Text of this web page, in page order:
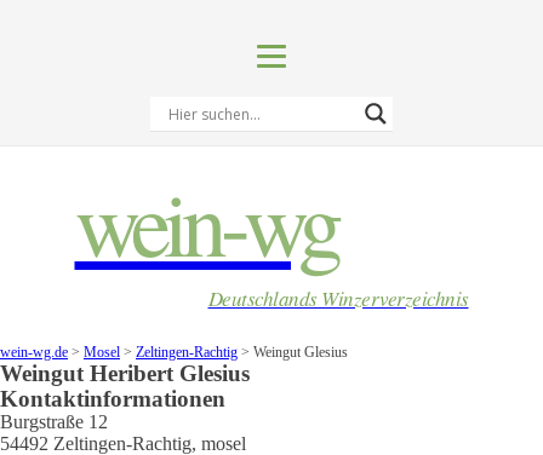
wein-wg
Deutschlands Winzerverzeichnis
wein-wg.de > Mosel > Zeltingen-Rachtig > Weingut Glesius
Weingut Heribert Glesius
Kontaktinformationen
Burgstraße 12
54492 Zeltingen-Rachtig, mosel